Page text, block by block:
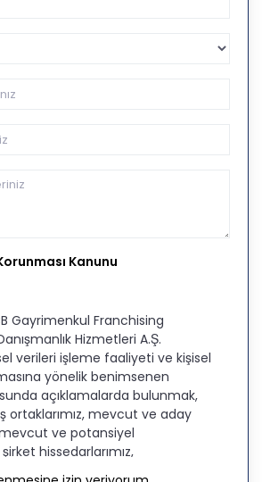
Kanunu
Gayrimenkul Franchising
Hizmetleri A.Ş.
verileri işleme faaliyeti ve kişisel
yönelik benimsenen
açıklamalarda bulunmak,
ortaklarımız, mevcut ve aday
mevcut ve potansiyel
hissedarlarımız,